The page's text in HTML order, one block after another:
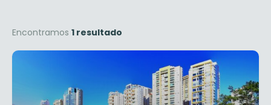
Encontramos 1 resultado